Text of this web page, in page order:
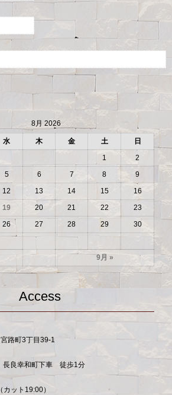
8月 2026
水 木 金 土
日
1
2
5 6 7 8
9
12 13 14 15
16
19 20 21 22
23
26 27 28 29
30
9月 »
Access
路町3丁目39-1
良幸和町下車 徒歩1分
ット19:00）